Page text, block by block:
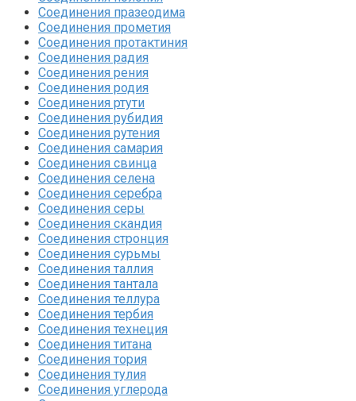
Соединения празеодима‎
Соединения прометия‎
Соединения протактиния‎
Соединения радия‎
Соединения рения‎
Соединения родия‎
Соединения ртути‎
Соединения рубидия‎
Соединения рутения‎
Соединения самария‎
Соединения свинца‎
Соединения селена‎
Соединения серебра‎
Соединения серы‎
Соединения скандия
Соединения стронция‎
Соединения сурьмы
Соединения таллия‎
Соединения тантала‎
Соединения теллура‎
Соединения тербия‎
Соединения технеция‎
Соединения титана
Соединения тория‎
Соединения тулия‎
Соединения углерода‎